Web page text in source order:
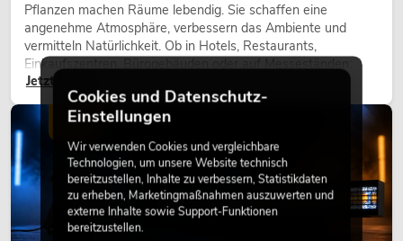
Pflanzen machen Räume lebendig. Sie schaffen eine
angenehme Atmosphäre, verbessern das Ambiente und
vermitteln Natürlichkeit. Ob in Hotels, Restaurants,
Einkaufszentren, Bürogebäuden oder auf Messeständen:
eine hochwertige Begrünung gehört heute längst zum
modernen Raumkonzept.
Jetzt lesen
LICHT
Cookies und Datenschutz-
Einstellungen
Wir verwenden Cookies und vergleichbare
Technologien, um unsere Website technisch
bereitzustellen, Inhalte zu verbessern, Statistikdaten
zu erheben, Marketingmaßnahmen auszuwerten und
externe Inhalte sowie Support-Funktionen
bereitzustellen.